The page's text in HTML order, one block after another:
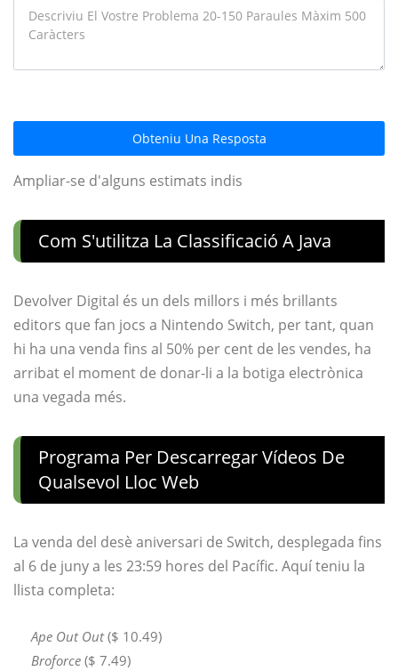
Obteniu Una Resposta
Ampliar-se d'alguns estimats indis
Com S'utilitza La Classificació A Java
Devolver Digital és un dels millors i més brillants
editors que fan jocs a Nintendo Switch, per tant, quan
hi ha una venda fins al 50% per cent de les vendes, ha
arribat el moment de donar-li a la botiga electrònica
una vegada més.
Programa Per Descarregar Vídeos De
Qualsevol Lloc Web
La venda del desè aniversari de Switch, desplegada fins
al 6 de juny a les 23:59 hores del Pacífic. Aquí teniu la
llista completa:
Ape Out Out($ 10.49)
Broforce ($ 7.49)